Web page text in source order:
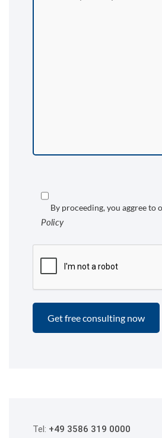
By proceeding, you aggree to
Policy
Tel: +49 3586 319 0000